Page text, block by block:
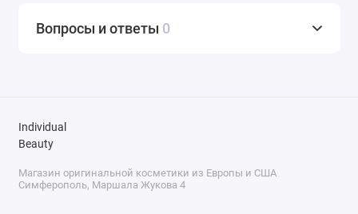
Вопросы и ответы 0
Individual
Beauty
Магазин оригинальной косметики из Европы и США
Симферополь, Маршала Жукова 4